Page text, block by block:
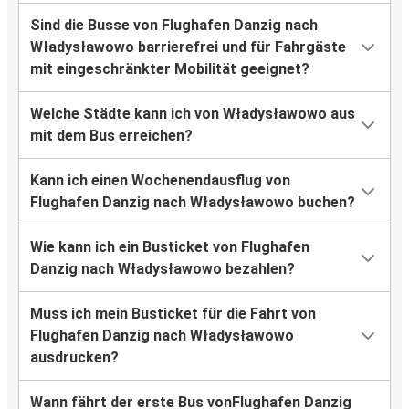
Sind die Busse von Flughafen Danzig nach
Władysławowo barrierefrei und für Fahrgäste
mit eingeschränkter Mobilität geeignet?
Welche Städte kann ich von Władysławowo aus
mit dem Bus erreichen?
Kann ich einen Wochenendausflug von
Flughafen Danzig nach Władysławowo buchen?
Wie kann ich ein Busticket von Flughafen
Danzig nach Władysławowo bezahlen?
Muss ich mein Busticket für die Fahrt von
Flughafen Danzig nach Władysławowo
ausdrucken?
Wann fährt der erste Bus vonFlughafen Danzig